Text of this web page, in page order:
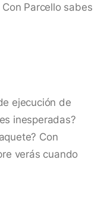
Parcello sabes
ejecución de
inesperadas?
Con
verás cuando